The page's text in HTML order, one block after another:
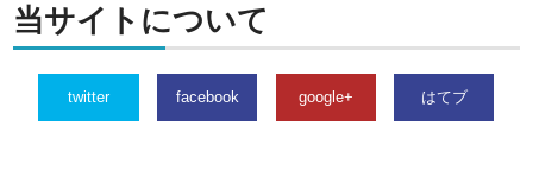
当サイトについて
twitter facebook google+ はてブ